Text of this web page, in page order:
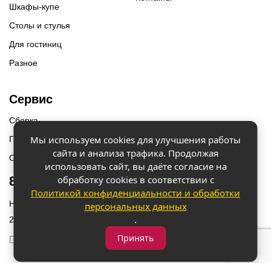
Шкафы-купе
Столы и стулья
Для гостиниц
Разное
Сервис
Сборка
Гарантии
Оплата и доставка
8 (918) 087-12-00
Наш адрес: г. Краснодар, ул. Бородинская 156/9
2023 © «Мебель 2x2» Все права защищены
Политика конфиденциальности
Мы используем cookies для улучшения работы
сайта и анализа трафика. Продолжая
использовать сайт, вы даёте согласие на
обработку cookies в соответствии с
Политикой конфиденциальности и обработки
персональных данных
.
Принять